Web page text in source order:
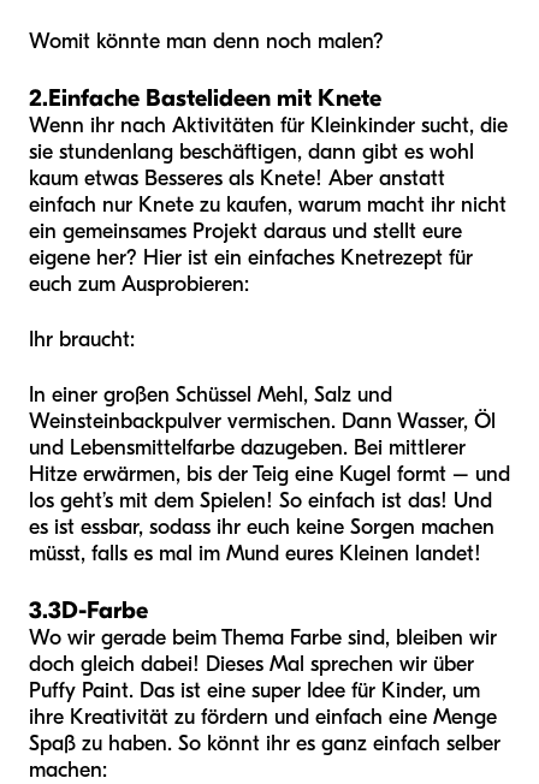
Womit könnte man denn noch malen?
2.Einfache Bastelideen mit Knete
Wenn ihr nach Aktivitäten für Kleinkinder sucht, die
sie stundenlang beschäftigen, dann gibt es wohl
kaum etwas Besseres als Knete! Aber anstatt
einfach nur Knete zu kaufen, warum macht ihr nicht
ein gemeinsames Projekt daraus und stellt eure
eigene her? Hier ist ein einfaches Knetrezept für
euch zum Ausprobieren:
Ihr braucht:
In einer großen Schüssel Mehl, Salz und
Weinsteinbackpulver vermischen. Dann Wasser, Öl
und Lebensmittelfarbe dazugeben. Bei mittlerer
Hitze erwärmen, bis der Teig eine Kugel formt – und
los geht’s mit dem Spielen! So einfach ist das! Und
es ist essbar, sodass ihr euch keine Sorgen machen
müsst, falls es mal im Mund eures Kleinen landet!
3.3D-Farbe
Wo wir gerade beim Thema Farbe sind, bleiben wir
doch gleich dabei! Dieses Mal sprechen wir über
Puffy Paint. Das ist eine super Idee für Kinder, um
ihre Kreativität zu fördern und einfach eine Menge
Spaß zu haben. So könnt ihr es ganz einfach selber
machen: